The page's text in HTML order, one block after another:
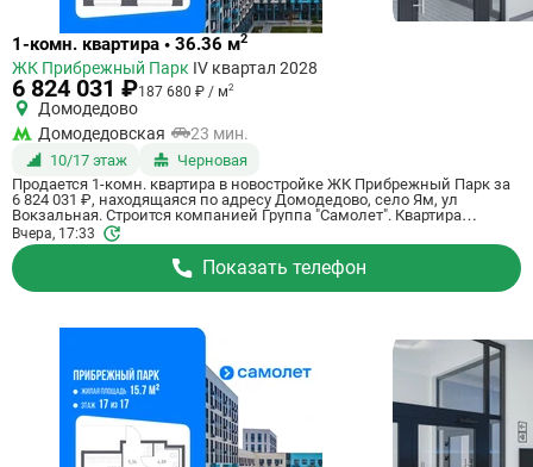
Ссылка
квартиру
1-комн. квартира • 36.36 м2
ЖК Прибрежный Парк IV квартал 2028
6 824 031 ₽187 680 ₽ / м2
Домодедово
Домодедовская
23 мин.
10/17 этаж
Черновая
Продается 1-комн. квартира в новостройке ЖК Прибрежный Парк за
6 824 031 ₽, находящаяся по адресу Домодедово, село Ям, ул
Вокзальная. Строится компанией Группа "Самолет". Квартира
сдается в 4 квартале 2028 года с черновой отделкой, в 23 минутах на
машине от станции метрополитена Домодедовская. Общая площадь
квартиры - 36.36 кв. м. Этаж 10 из 17. ID квартиры на СтройкиРУ
801160, назовите его когда будете звонить.
Вчера, 17:33
Показать телефон